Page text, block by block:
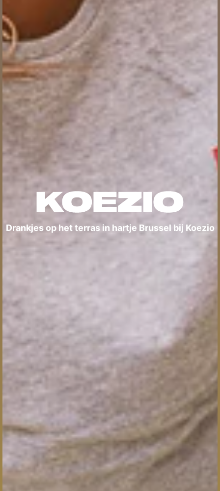
Drankjes op het terras in hartje Brussel bij Koezio